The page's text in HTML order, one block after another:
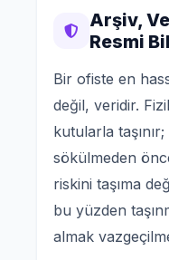
Arşiv,
Resmi
Bir ofiste en
değil, veridir.
kutularla
sökülmeden
riskini taşıma
bu yüzden
almak